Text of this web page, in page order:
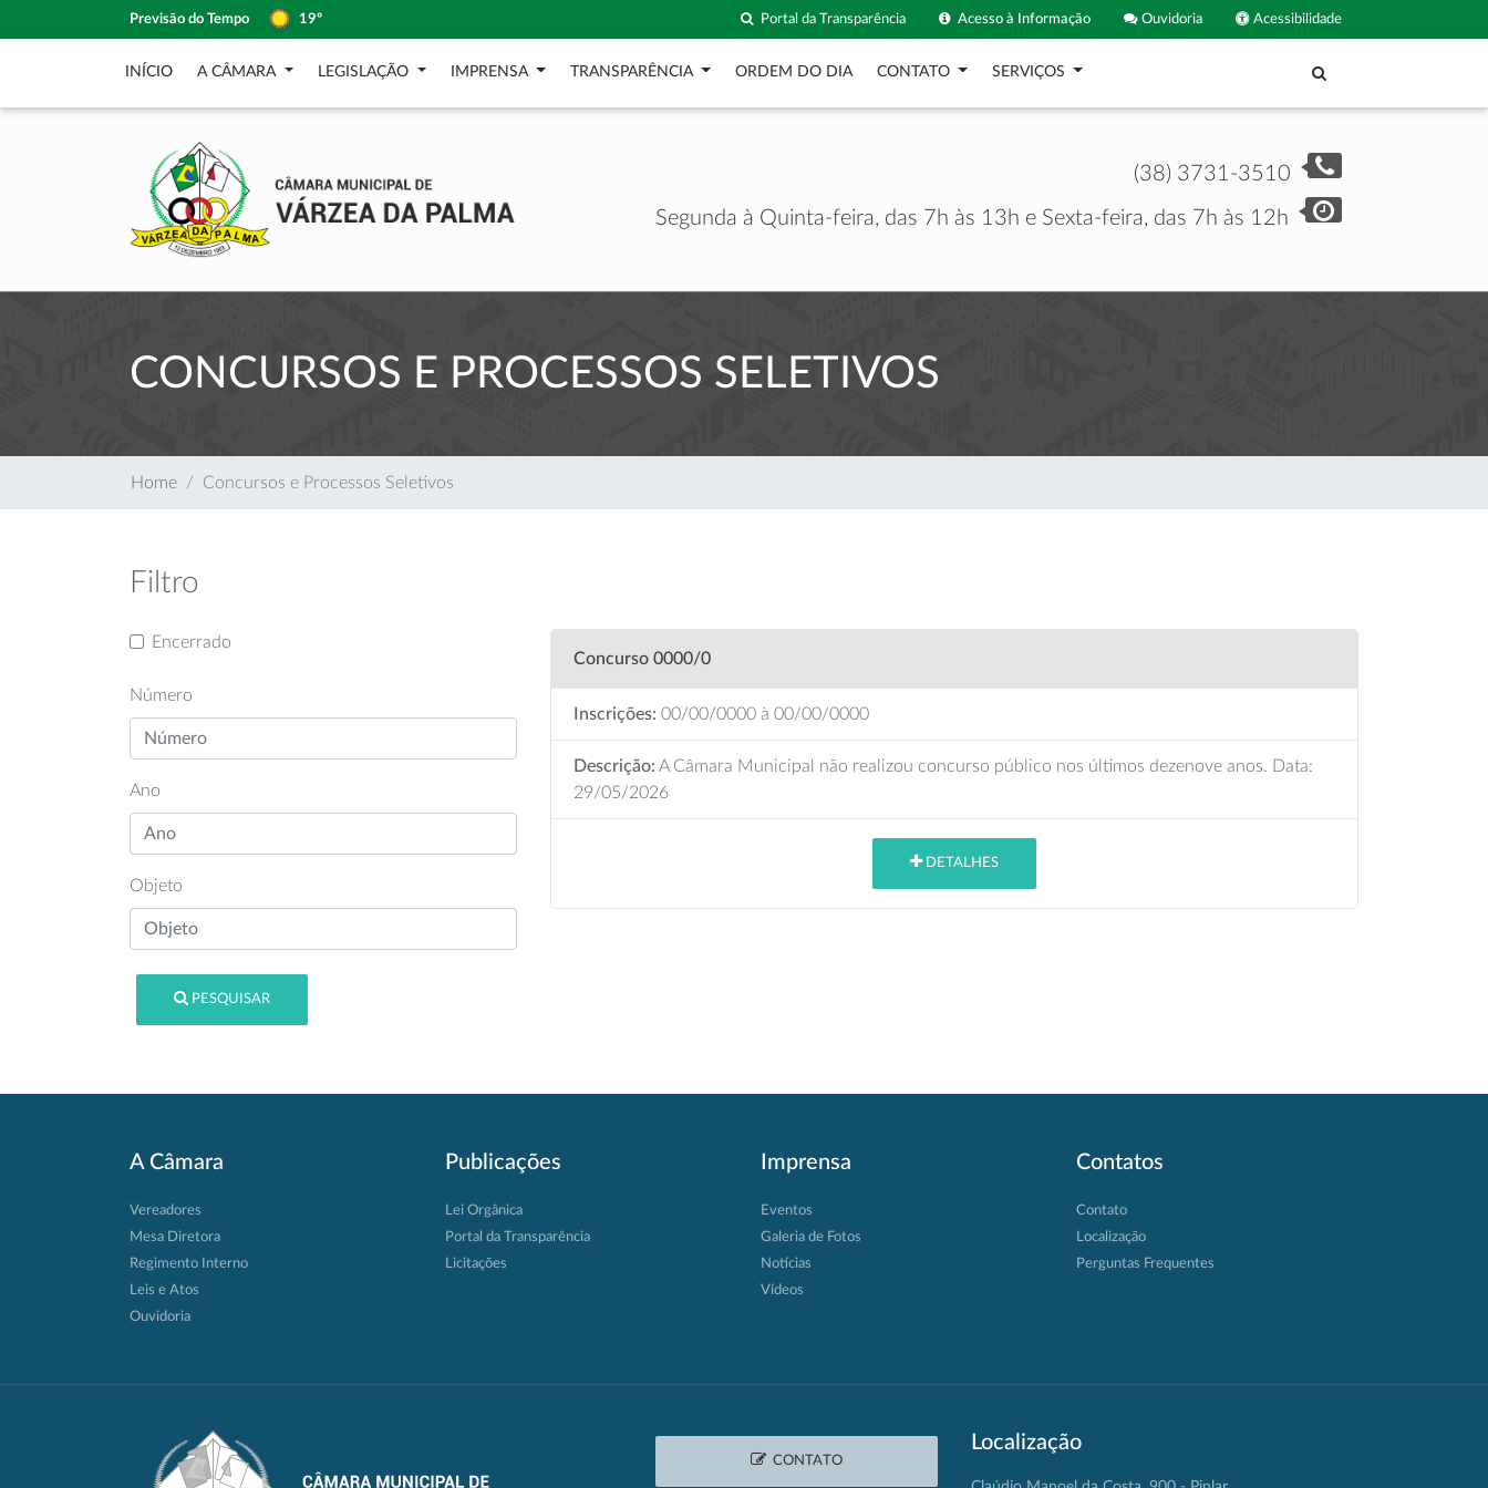
Previsão do Tempo 19º Acessibilidade
Ouvidoria
Acesso à Informação
Portal da Transparência
INÍCIO A CÂMARA LEGISLAÇÃO IMPRENSA TRANSPARÊNCIA ORDEM DO DIA CONTATO SERVIÇOS
(38) 3731-3510
Segunda à Quinta-feira, das 7h às 13h e Sexta-feira, das 7h às 12h
CONCURSOS E PROCESSOS SELETIVOS
Home Concursos e Processos Seletivos
Filtro
Encerrado
Número
Ano
Objeto
PESQUISAR
Concurso 0000/0
Inscrições: 00/00/0000 à 00/00/0000
Descrição: A Câmara Municipal não realizou concurso público nos últimos dezenove anos. Data:
29/05/2026
DETALHES
A Câmara
Vereadores
Mesa Diretora
Regimento Interno
Leis e Atos
Ouvidoria
Publicações
Lei Orgânica
Portal da Transparência
Licitações
Imprensa
Eventos
Galeria de Fotos
Notícias
Vídeos
Contatos
Contato
Localização
Perguntas Frequentes
CONTATO
Localização